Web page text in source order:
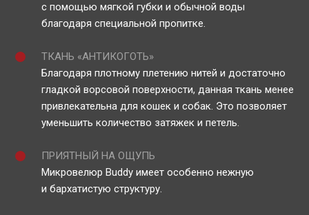
с помощью мягкой губки и обычной воды
благодаря специальной пропитке.
ТКАНЬ «АНТИКОГОТЬ»
Благодаря плотному плетению нитей и достаточно
гладкой ворсовой поверхности, данная ткань менее
привлекательна для кошек и собак. Это позволяет
уменьшить количество затяжек и петель.
ПРИЯТНЫЙ НА ОЩУПЬ
Микровелюр Buddy имеет особенно нежную
и бархатистую структуру.